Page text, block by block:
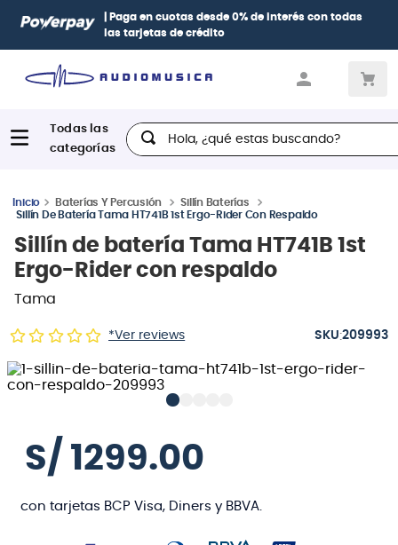
| Paga en cuotas desde 0% de interés con todas
las tarjetas de crédito
Hola, ¿qué estas buscando?
Baterías Y Percusión
Sillín Baterías
Sillín De Batería Tama HT741B 1st Ergo-Rider Con Respaldo
Sillín de batería Tama HT741B 1st
Ergo-Rider con respaldo
Tama
*Ver reviews :209993
S/ 1299.00
con tarjetas BCP Visa, Diners y BBVA.